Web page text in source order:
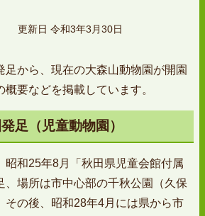
更新日 令和3年3月30日
足から、現在の大森山動物園が開園
概要などを掲載しています。
足（児童動物園）
昭和25年8月「秋田県児童会館付属
、場所は市中心部の千秋公園（久保
その後、昭和28年4月には県から市